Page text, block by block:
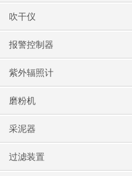
吹干仪
报警控制器
紫外辐照计
磨粉机
采泥器
过滤装置